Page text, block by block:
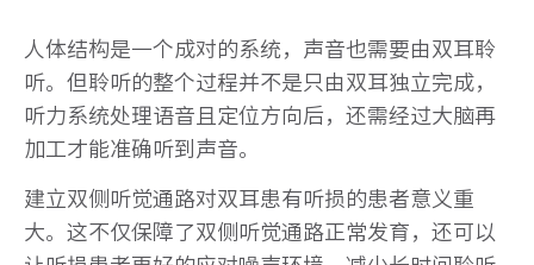
人体结构是一个成对的系统，声音也需要由双耳聆
听。但聆听的整个过程并不是只由双耳独立完成，
听力系统处理语音且定位方向后，还需经过大脑再
加工才能准确听到声音。
建立双侧听觉通路对双耳患有听损的患者意义重
大。这不仅保障了双侧听觉通路正常发育，还可以